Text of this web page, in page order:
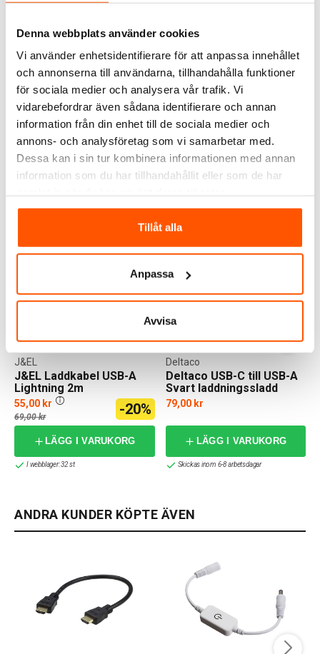
Denna webbplats använder cookies
Vi använder enhetsidentifierare för att anpassa innehållet
och annonserna till användarna, tillhandahålla funktioner
för sociala medier och analysera vår trafik. Vi
vidarebefordrar även sådana identifierare och annan
information från din enhet till de sociala medier och
annons- och analysföretag som vi samarbetar med.
Dessa kan i sin tur kombinera informationen med annan
information som du har tillhandahållit eller som de har
Tillåt alla
Anpassa
Avvisa
J&EL Laddkabel USB-C
till Lightning 1m
69,00 kr -22%
2 av 2 varianter I webblager
ALTERNATIVA PRODUKTER
KAMPANJ
J&EL Laddkabel USB-A
Lightning 2m
J&EL
55,00 kr
69,00 kr -20%
LÄGG I VARUKORG
I webblager: 32 st
Deltaco USB-C till USB-A
Svart laddningssladd
0,25m
Deltaco
79,00 kr
LÄGG I VARUKORG
Skickas inom 6-8 arbetsdagar
ANDRA KUNDER KÖPTE ÄVEN